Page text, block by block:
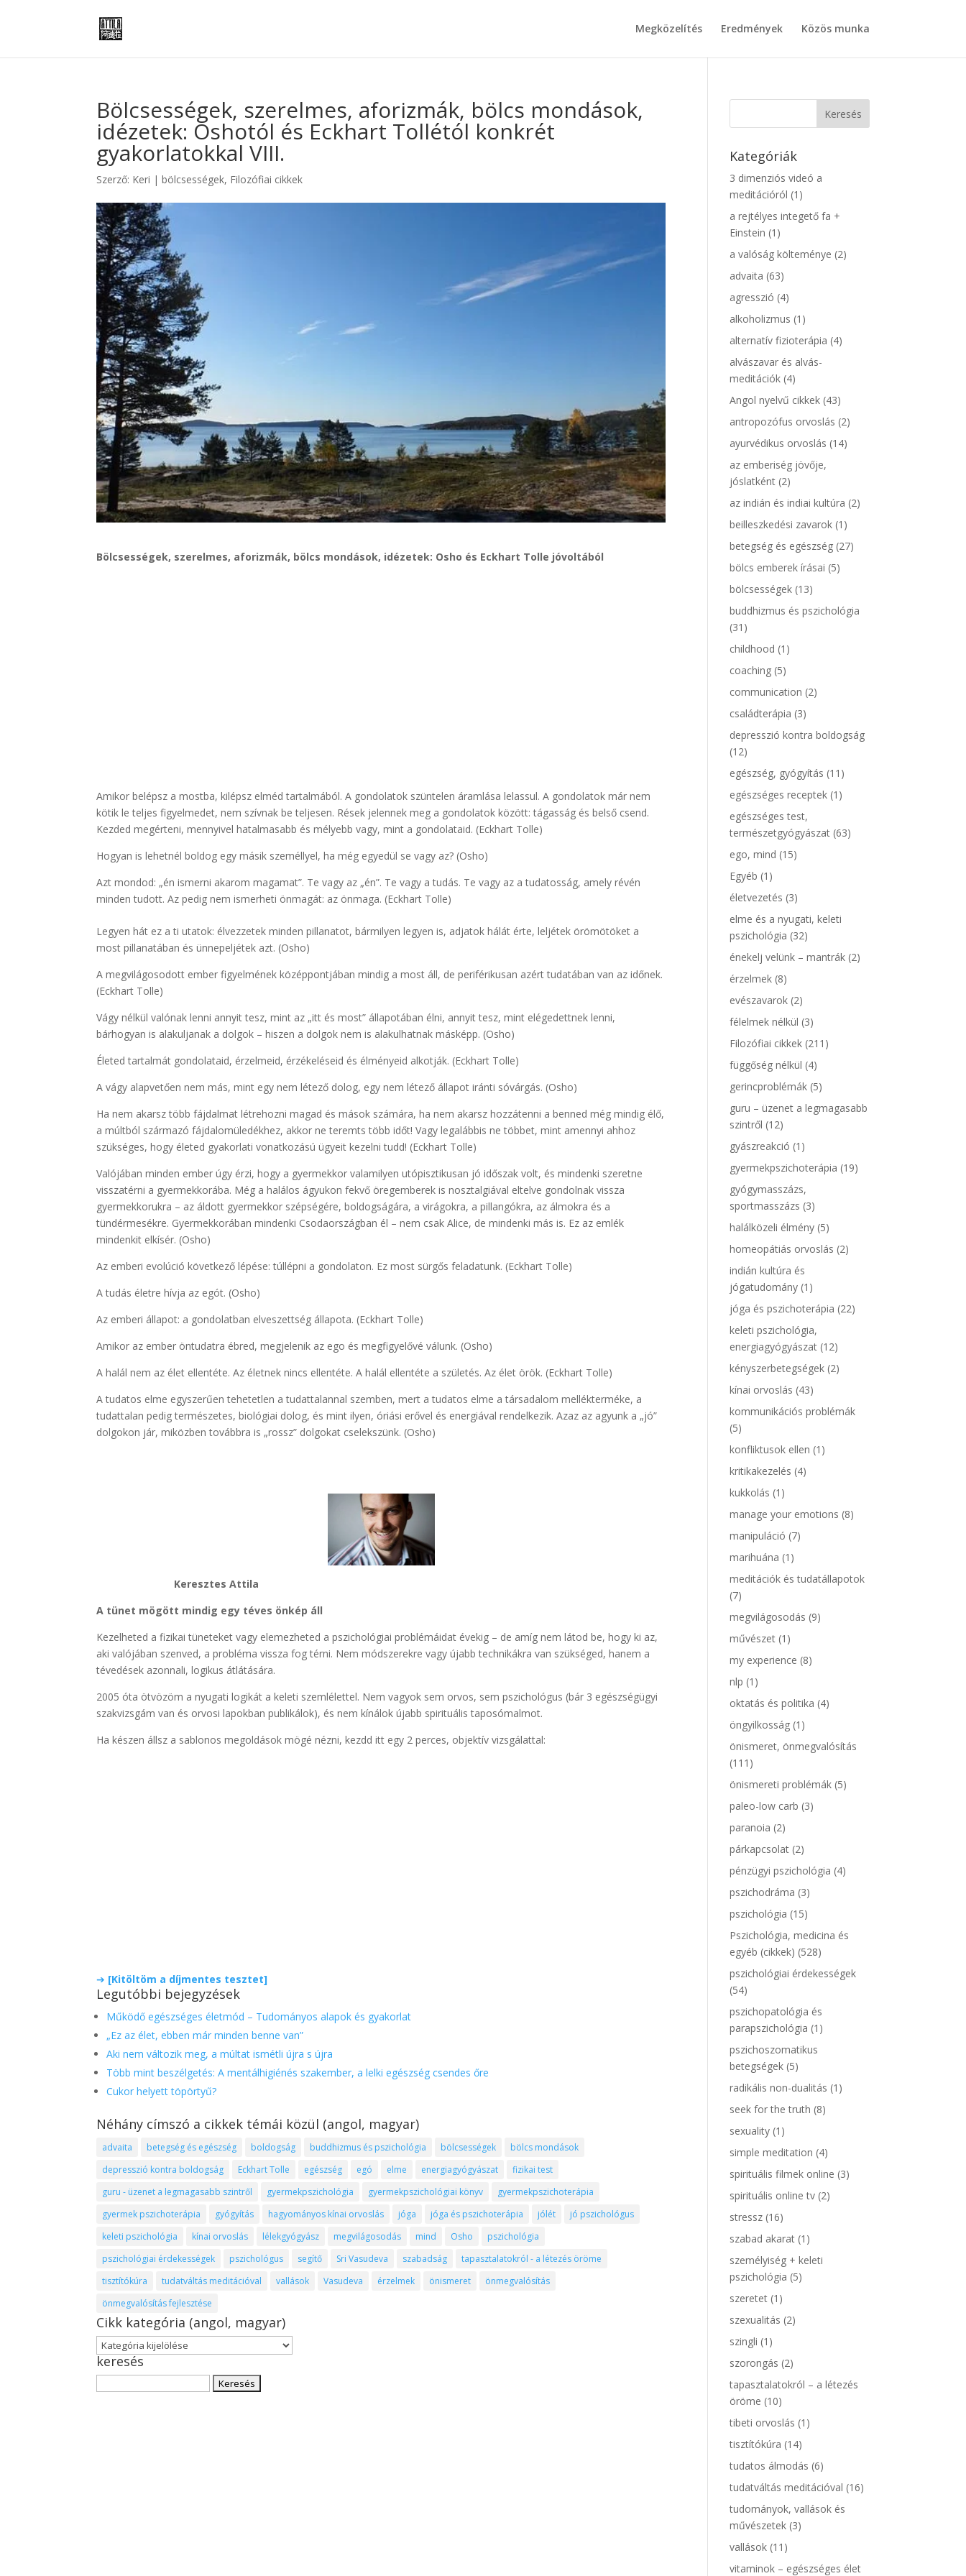
Megközelítés Eredmények Közös munka
Bölcsességek, szerelmes, aforizmák, bölcs mondások,
idézetek: Oshotól és Eckhart Tollétól konkrét
gyakorlatokkal VIII.
Szerző: Keri |bölcsességek, Filozófiai cikkek
Bölcsességek, szerelmes, aforizmák, bölcs mondások, idézetek: Osho és Eckhart Tolle jóvoltából
Amikor belépsz a mostba, kilépsz elméd tartalmából. A gondolatok szüntelen áramlása lelassul. A gondolatok már nem
kötik le teljes figyelmedet, nem szívnak be teljesen. Rések jelennek meg a gondolatok között: tágasság és belső csend.
Kezded megérteni, mennyivel hatalmasabb és mélyebb vagy, mint a gondolataid. (Eckhart Tolle)
Hogyan is lehetnél boldog egy másik személlyel, ha még egyedül se vagy az? (Osho)
Azt mondod: „én ismerni akarom magamat”. Te vagy az „én”. Te vagy a tudás. Te vagy az a tudatosság, amely révén
minden tudott. Az pedig nem ismerheti önmagát: az önmaga. (Eckhart Tolle)
Legyen hát ez a ti utatok: élvezzetek minden pillanatot, bármilyen legyen is, adjatok hálát érte, leljétek örömötöket a
most pillanatában és ünnepeljétek azt. (Osho)
A megvilágosodott ember figyelmének középpontjában mindig a most áll, de periférikusan azért tudatában van az időnek.
(Eckhart Tolle)
Vágy nélkül valónak lenni annyit tesz, mint az „itt és most” állapotában élni, annyit tesz, mint elégedettnek lenni,
bárhogyan is alakuljanak a dolgok – hiszen a dolgok nem is alakulhatnak másképp. (Osho)
Életed tartalmát gondolataid, érzelmeid, érzékeléseid és élményeid alkotják. (Eckhart Tolle)
A vágy alapvetően nem más, mint egy nem létező dolog, egy nem létező állapot iránti sóvárgás. (Osho)
Ha nem akarsz több fájdalmat létrehozni magad és mások számára, ha nem akarsz hozzátenni a benned még mindig élő,
a múltból származó fájdalomüledékhez, akkor ne teremts több időt! Vagy legalábbis ne többet, mint amennyi ahhoz
szükséges, hogy életed gyakorlati vonatkozású ügyeit kezelni tudd! (Eckhart Tolle)
Valójában minden ember úgy érzi, hogy a gyermekkor valamilyen utópisztikusan jó időszak volt, és mindenki szeretne
visszatérni a gyermekkorába. Még a halálos ágyukon fekvő öregemberek is nosztalgiával eltelve gondolnak vissza
gyermekkorukra – az áldott gyermekkor szépségére, boldogságára, a virágokra, a pillangókra, az álmokra és a
tündérmesékre. Gyermekkorában mindenki Csodaországban él – nem csak Alice, de mindenki más is. Ez az emlék
mindenkit elkísér. (Osho)
Az emberi evolúció következő lépése: túllépni a gondolaton. Ez most sürgős feladatunk. (Eckhart Tolle)
A tudás életre hívja az egót. (Osho)
Az emberi állapot: a gondolatban elveszettség állapota. (Eckhart Tolle)
Amikor az ember öntudatra ébred, megjelenik az ego és megfigyelővé válunk. (Osho)
A halál nem az élet ellentéte. Az életnek nincs ellentéte. A halál ellentéte a születés. Az élet örök. (Eckhart Tolle)
A tudatos elme egyszerűen tehetetlen a tudattalannal szemben, mert a tudatos elme a társadalom mellékterméke, a
tudattalan pedig természetes, biológiai dolog, és mint ilyen, óriási erővel és energiával rendelkezik. Azaz az agyunk a „jó”
dolgokon jár, miközben továbbra is „rossz” dolgokat cselekszünk. (Osho)
Keresztes Attila
A tünet mögött mindig egy téves önkép áll
Kezelheted a fizikai tüneteket vagy elemezheted a pszichológiai problémáidat évekig – de amíg nem látod be, hogy ki az,
aki valójában szenved, a probléma vissza fog térni. Nem módszerekre vagy újabb technikákra van szükséged, hanem a
tévedések azonnali, logikus átlátására.
2005 óta ötvözöm a nyugati logikát a keleti szemlélettel. Nem vagyok sem orvos, sem pszichológus (bár 3 egészségügyi
szakvizsgám van és orvosi lapokban publikálok), és nem kínálok újabb spirituális taposómalmot.
Ha készen állsz a sablonos megoldások mögé nézni, kezdd itt egy 2 perces, objektív vizsgálattal:
➔ [Kitöltöm a díjmentes tesztet]
Legutóbbi bejegyzések
Működő egészséges életmód – Tudományos alapok és gyakorlat
„Ez az élet, ebben már minden benne van”
Aki nem változik meg, a múltat ismétli újra s újra
Több mint beszélgetés: A mentálhigiénés szakember, a lelki egészség csendes őre
Cukor helyett töpörtyű?
Néhány címszó a cikkek témái közül (angol, magyar)
advaita betegség és egészség boldogság buddhizmus és pszichológia bölcsességek
bölcs mondások
depresszió kontra boldogság
Eckhart Tolle egészség egó elme energiagyógyászat
fizikai test
guru - üzenet a legmagasabb szintről
gyermekpszichológia gyermekpszichológiai könyv
gyermekpszichoterápia
gyermek pszichoterápia
gyógyítás hagyományos kínai orvoslás jóga jóga és pszichoterápia jólét
jó pszichológus
keleti pszichológia
kínai orvoslás lélekgyógyász megvilágosodás mind Osho
pszichológia
pszichológiai érdekességek
pszichológus segítő Sri Vasudeva szabadság
tapasztalatokról - a létezés öröme
tisztítókúra
tudatváltás meditációval vallások Vasudeva érzelmek önismeret
önmegvalósítás
önmegvalósítás fejlesztése
Cikk kategória (angol, magyar)
Cikk
kategória
(angol,
magyar)
keresés
Kategóriák
3 dimenziós videó a
meditációról (1)
a rejtélyes integető fa +
Einstein (1)
a valóság költeménye (2)
advaita (63)
agresszió (4)
alkoholizmus (1)
alternatív fizioterápia (4)
alvászavar és alvás-
meditációk (4)
Angol nyelvű cikkek (43)
antropozófus orvoslás (2)
ayurvédikus orvoslás (14)
az emberiség jövője,
jóslatként (2)
az indián és indiai kultúra (2)
beilleszkedési zavarok (1)
betegség és egészség (27)
bölcs emberek írásai (5)
bölcsességek (13)
buddhizmus és pszichológia
(31)
childhood (1)
coaching (5)
communication (2)
családterápia (3)
depresszió kontra boldogság
(12)
egészség, gyógyítás (11)
egészséges receptek (1)
egészséges test,
természetgyógyászat (63)
ego, mind (15)
Egyéb (1)
életvezetés (3)
elme és a nyugati, keleti
pszichológia (32)
énekelj velünk – mantrák (2)
érzelmek (8)
evészavarok (2)
félelmek nélkül (3)
Filozófiai cikkek (211)
függőség nélkül (4)
gerincproblémák (5)
guru – üzenet a legmagasabb
szintről (12)
gyászreakció (1)
gyermekpszichoterápia (19)
gyógymasszázs,
sportmasszázs (3)
halálközeli élmény (5)
homeopátiás orvoslás (2)
indián kultúra és
jógatudomány (1)
jóga és pszichoterápia (22)
keleti pszichológia,
energiagyógyászat (12)
kényszerbetegségek (2)
kínai orvoslás (43)
kommunikációs problémák
(5)
konfliktusok ellen (1)
kritikakezelés (4)
kukkolás (1)
manage your emotions (8)
manipuláció (7)
marihuána (1)
meditációk és tudatállapotok
(7)
megvilágosodás (9)
művészet (1)
my experience (8)
nlp (1)
oktatás és politika (4)
öngyilkosság (1)
önismeret, önmegvalósítás
(111)
önismereti problémák (5)
paleo-low carb (3)
paranoia (2)
párkapcsolat (2)
pénzügyi pszichológia (4)
pszichodráma (3)
pszichológia (15)
Pszichológia, medicina és
egyéb (cikkek) (528)
pszichológiai érdekességek
(54)
pszichopatológia és
parapszichológia (1)
pszichoszomatikus
betegségek (5)
radikális non-dualitás (1)
seek for the truth (8)
sexuality (1)
simple meditation (4)
spirituális filmek online (3)
spirituális online tv (2)
stressz (16)
szabad akarat (1)
személyiség + keleti
pszichológia (5)
szeretet (1)
szexualitás (2)
szingli (1)
szorongás (2)
tapasztalatokról – a létezés
öröme (10)
tibeti orvoslás (1)
tisztítókúra (14)
tudatos álmodás (6)
tudatváltás meditációval (16)
tudományok, vallások és
művészetek (3)
vallások (11)
vitaminok – egészséges élet